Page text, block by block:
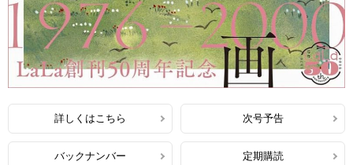
詳しくはこちら 次号予告
バックナンバー 定期購読